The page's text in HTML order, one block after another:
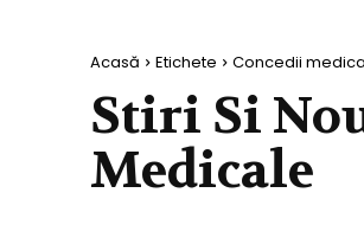
Acasă Etichete Concedii
Stiri Si
Medicale